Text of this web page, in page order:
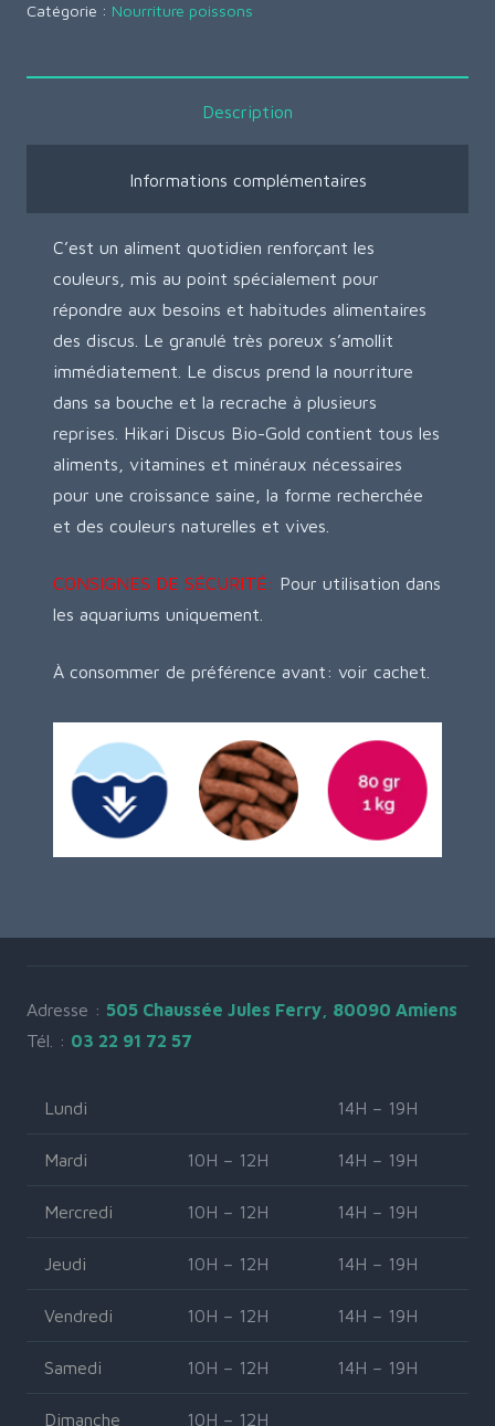
Catégorie : Nourriture poissons
Description
Informations complémentaires
C’est un aliment quotidien renforçant les
couleurs, mis au point spécialement pour
répondre aux besoins et habitudes alimentaires
des discus. Le granulé très poreux s’amollit
immédiatement. Le discus prend la nourriture
dans sa bouche et la recrache à plusieurs
reprises. Hikari Discus Bio-Gold contient tous les
aliments, vitamines et minéraux nécessaires
pour une croissance saine, la forme recherchée
et des couleurs naturelles et vives.
CONSIGNES DE SÉCURITÉ: Pour utilisation dans
les aquariums uniquement.
À consommer de préférence avant: voir cachet.
Adresse : 505 Chaussée Jules Ferry, 80090 Amiens
Tél. : 03 22 91 72 57
Lundi 14H – 19H
Mardi 10H – 12H 14H – 19H
Mercredi 10H – 12H 14H – 19H
Jeudi 10H – 12H 14H – 19H
Vendredi 10H – 12H 14H – 19H
Samedi 10H – 12H 14H – 19H
Dimanche 10H – 12H